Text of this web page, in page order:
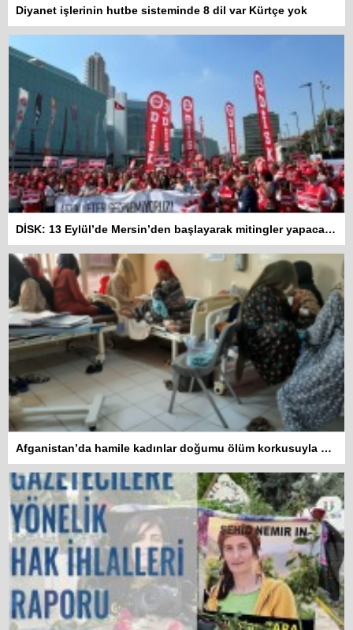
Diyanet işlerinin hutbe sisteminde 8 dil var Kürtçe yok
DİSK: 13 Eylül’de Mersin’den başlayarak mitingler yapacağız
Afganistan’da hamile kadınlar doğumu ölüm korkusuyla bekliyor